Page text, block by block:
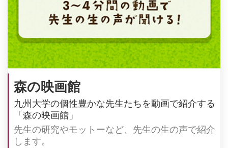
森の映画館
九州⼤学の個性豊かな先⽣たちを動画で紹介する
「森の映画館」
先⽣の研究やモットーなど、先⽣の⽣の声で紹介
します。